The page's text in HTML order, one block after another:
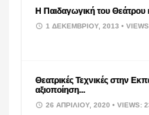
Η Παιδαγωγική του Θεάτρου
1 ΔΕΚΕΜΒΡΊΟΥ, 2013•
Θεατρικές Τεχνικές στην
αξιοποίηση...
26 ΑΠΡΙΛΊΟΥ, 2020• VIEWS: